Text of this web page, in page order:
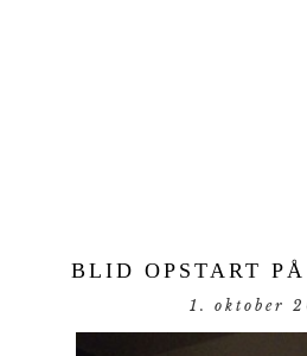
BLID OPSTART
1. oktober